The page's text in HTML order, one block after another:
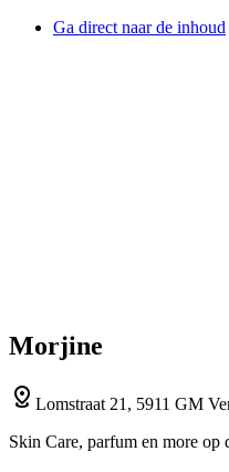
Ga direct naar de inhoud
Morjine
Lomstraat 21, 5911 GM
Skin Care, parfum en more op